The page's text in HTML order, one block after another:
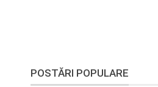
POSTĂRI POPULARE